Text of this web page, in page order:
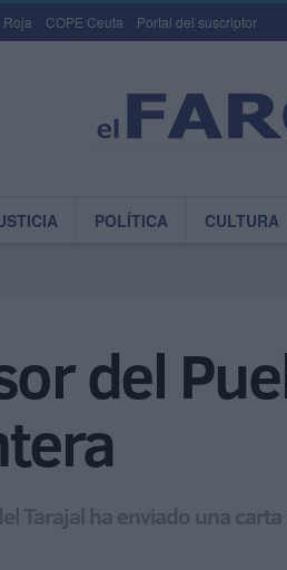
Roja COPE Ceuta Portal del suscriptor
POLÍTICA CULTURA
del
Tarajal ha enviado una